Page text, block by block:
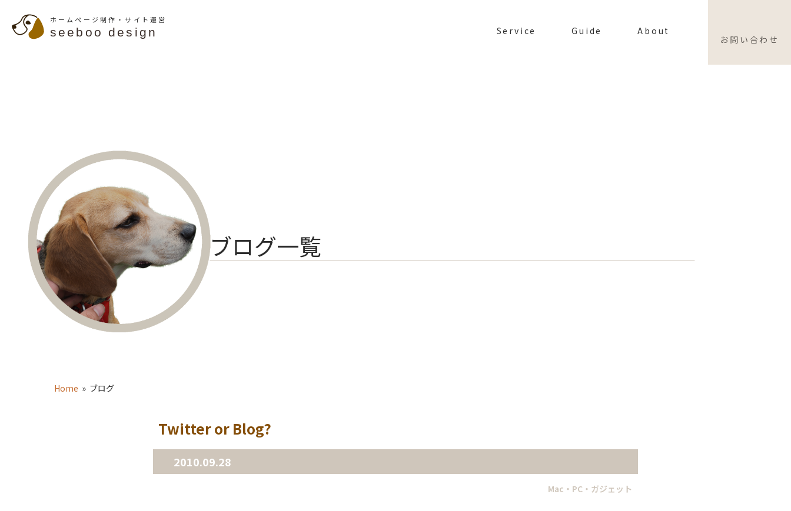
ホームページ制作・サイト運営
seeboo design Service Guide About
お問い合わせ
ブログ一覧
Home » ブログ
Twitter or Blog?
2010.09.28
Mac・PC・ガジェット